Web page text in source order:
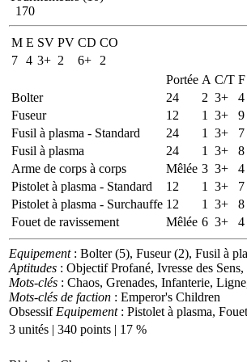
170
M E SV PV CD CO
7 4 3+ 2 6+
2
Portée A C/T F
Bolter
24 2 3+ 4
Fuseur
12 1 3+ 9
Fusil à plasma - Standard
24 1 3+ 7
Fusil à plasma
24 1 3+ 8
Arme de corps à corps
Mêlée 3 3+ 4
Pistolet à plasma - Standard
12 1 3+ 7
Pistolet à plasma - Surchauffe 12 1 3+ 8
Fouet de ravissement
Mêlée 6 3+ 4
Equipement: Bolter (5), Fuseur (2), Fusil à
Aptitudes : Objectif Profané, Ivresse des
Mots-clés : Chaos, Grenades, Infanterie,
Mots-clés de faction : Emperor's Children
Obsessif Equipement: Pistolet à plasma,
3 unités | 340 points | 17 %